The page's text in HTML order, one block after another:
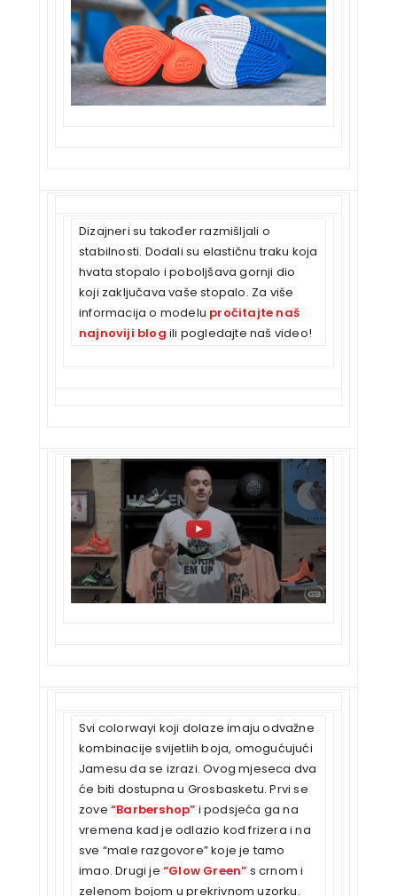
Dizajneri su također razmišljali o
stabilnosti. Dodali su elastičnu traku koja
hvata stopalo i poboljšava gornji dio
koji zaključava vaše stopalo. Za više
informacija o modelu pročitajte naš
najnoviji blog ili pogledajte naš video!
Svi colorwayi koji dolaze imaju odvažne
kombinacije svijetlih boja, omogućujući
Jamesu da se izrazi. Ovog mjeseca dva
će biti dostupna u Grosbasketu. Prvi se
zove “Barbershop” i podsjeća ga na
vremena kad je odlazio kod frizera i na
sve “male razgovore” koje je tamo
imao. Drugi je “Glow Green” s crnom i
zelenom bojom u prekrivnom uzorku.